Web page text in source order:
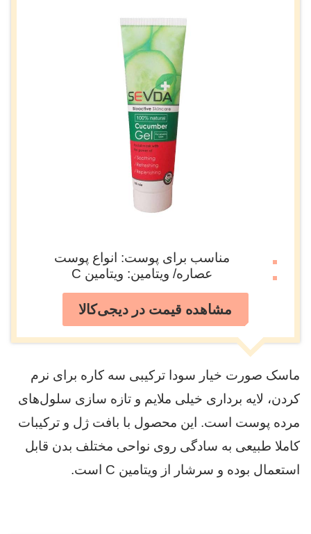
مناسب برای پوست: انواع پوست
عصاره/ ویتامین: ویتامین C
مشاهده قیمت در دیجی‌کالا
ماسک صورت خیار سودا ترکیبی سه کاره برای نرم
کردن، لایه برداری خیلی ملایم و تازه سازی سلول‌های
مرده پوست است. این محصول با بافت ژل و ترکیبات
کاملا طبیعی به سادگی روی نواحی مختلف بدن قابل
استعمال بوده و سرشار از ویتامین C است.